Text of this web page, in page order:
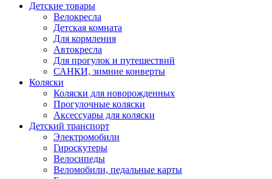
Детские товары
Велокресла
Детская комната
Для кормления
Автокресла
Для прогулок и путешествий
САНКИ, зимние конверты
Коляски
Коляски для новорожденных
Прогулочные коляски
Аксессуары для коляски
Детский транспорт
Электромобили
Гироскутеры
Велосипеды
Веломобили, педальные карты